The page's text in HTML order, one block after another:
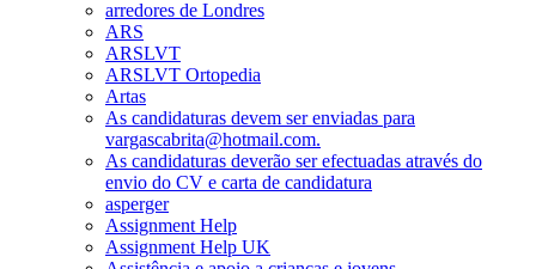
arredores de Londres
ARS
ARSLVT
ARSLVT Ortopedia
Artas
As candidaturas devem ser enviadas para
vargascabrita@hotmail.com.
As candidaturas deverão ser efectuadas através do
envio do CV e carta de candidatura
asperger
Assignment Help
Assignment Help UK